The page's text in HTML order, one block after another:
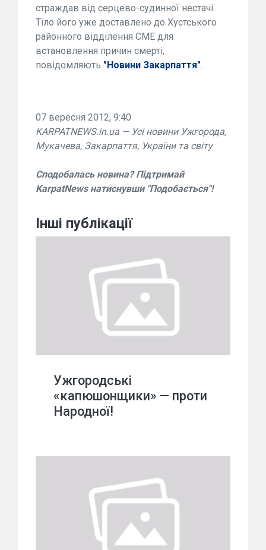
страждав від серцево-судинної нестачі.
Тіло його уже доставлено до Хустського
районного відділення СМЕ для
встановлення причин смерті,
повідомляють "Новини Закарпаття".
07 вересня 2012, 9:40
KARPATNEWS.in.ua — Усі новини Ужгорода,
Мукачева, Закарпаття, України та світу
Сподобалась новина? Підтримай
KarpatNews натиснувши "Подобається"!
Інші публікації
Ужгородські
«капюшонщики» — проти
Народної!